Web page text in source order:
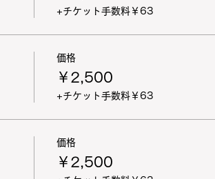
+チケット手数料￥63
価格
￥2,500
+チケット手数料￥63
価格
￥2,500